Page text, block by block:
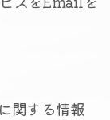
関する情報